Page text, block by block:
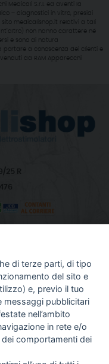
Medicali S.r.l. ed aventi la
– diagnostici in vitro, presidi
medicalishop.it relativi a tali
non hanno carattere né
e sono di natura
a conoscenza dei clienti e
da RAM Apparecchi
25 R
di terze parti, di tipo
del sito e
e, previo il tuo
messaggi pubblicitari
nell’ambito
in rete e/o
comportamenti dei